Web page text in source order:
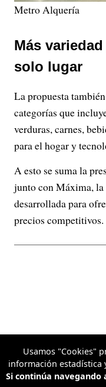
Metro Alquería
Más
solo lugar
La propuesta
categorías que
verduras, carnes,
para el hogar y
A esto se suma la
junto con Máxima,
desarrollada para
precios competitivos.
Usamos "Cookies"
información estadística
Si continúa navegando